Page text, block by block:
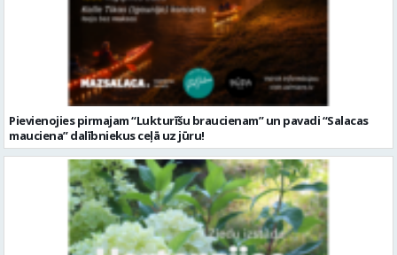
Pievienojies pirmajam “Lukturīšu braucienam” un pavadi “Salacas
mauciena” dalībniekus ceļā uz jūru!